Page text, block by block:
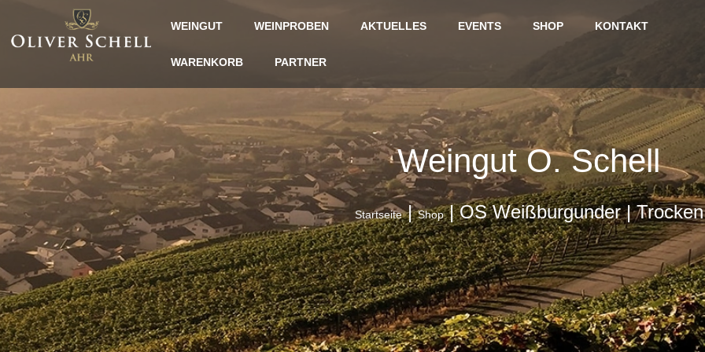
WEINGUT WEINPROBEN AKTUELLES EVENTS SHOP KONTAKT
WARENKORB PARTNER
Weingut O. Schell
Startseite|Shop|OS Weißburgunder | Trocken